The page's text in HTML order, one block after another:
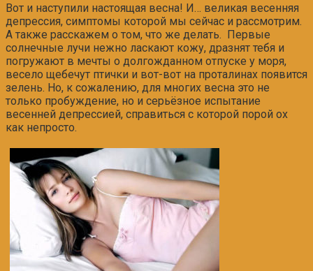
Вот и наступили настоящая весна! И… великая весенняя
депрессия, симптомы которой мы сейчас и рассмотрим.
А также расскажем о том, что же делать. Первые
солнечные лучи нежно ласкают кожу, дразнят тебя и
погружают в мечты о долгожданном отпуске у моря,
весело щебечут птички и вот-вот на проталинах появится
зелень. Но, к сожалению, для многих весна это не
только пробуждение, но и серьёзное испытание
весенней депрессией, справиться с которой порой ох
как непросто.